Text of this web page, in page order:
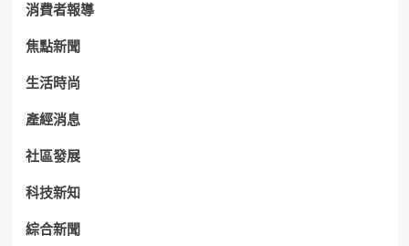
消費者報導
焦點新聞
生活時尚
產經消息
社區發展
科技新知
綜合新聞